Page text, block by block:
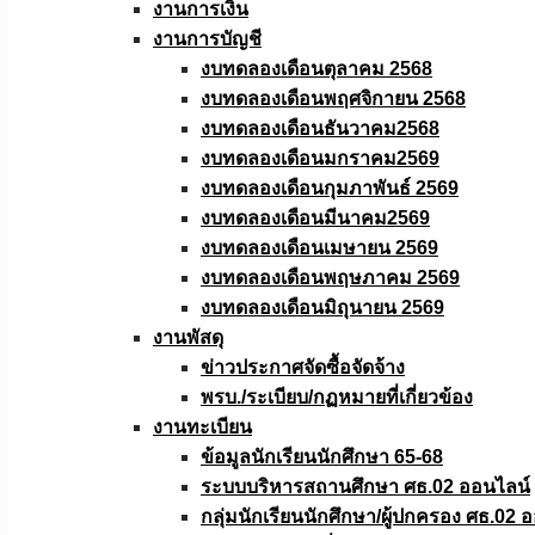
งานการเงิน
งานการบัญชี
งบทดลองเดือนตุลาคม 2568
งบทดลองเดือนพฤศจิกายน 2568
งบทดลองเดือนธันวาคม2568
งบทดลองเดือนมกราคม2569
งบทดลองเดือนกุมภาพันธ์ 2569
งบทดลองเดือนมีนาคม2569
งบทดลองเดือนเมษายน 2569
งบทดลองเดือนพฤษภาคม 2569
งบทดลองเดือนมิถุนายน 2569
งานพัสดุ
ข่าวประกาศจัดซื้อจัดจ้าง
พรบ./ระเบียบ/กฏหมายที่เกี่ยวข้อง
งานทะเบียน
ข้อมูลนักเรียนนักศึกษา 65-68
ระบบบริหารสถานศึกษา ศธ.02 ออนไลน์
กลุ่มนักเรียนนักศึกษา/ผู้ปกครอง ศธ.02